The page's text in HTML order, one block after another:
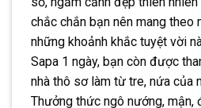
chắc chắn bạn nên mang theo
những khoảnh khắc tuyệt vời
Sapa 1 ngày, bạn còn được
nhà thô sơ làm từ tre, nứa của
Thưởng thức ngô nướng, mận,